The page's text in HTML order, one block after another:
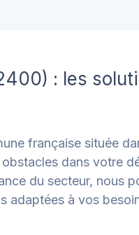
: les
française située
dans votre
du secteur, nous
à vos